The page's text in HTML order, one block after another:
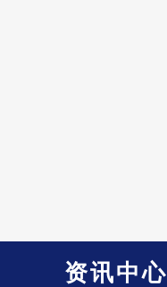
资讯中心